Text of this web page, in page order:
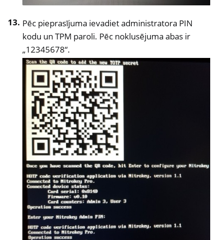
Pēc pieprasījuma ievadiet administratora PIN
kodu un TPM paroli. Pēc noklusējuma abas ir
„12345678“.